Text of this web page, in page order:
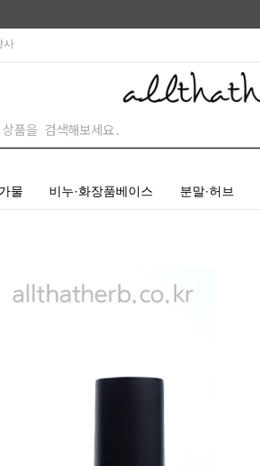
사
물 비누·화장품베이스 분말·허브